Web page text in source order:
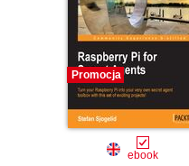
Promocja
ebook